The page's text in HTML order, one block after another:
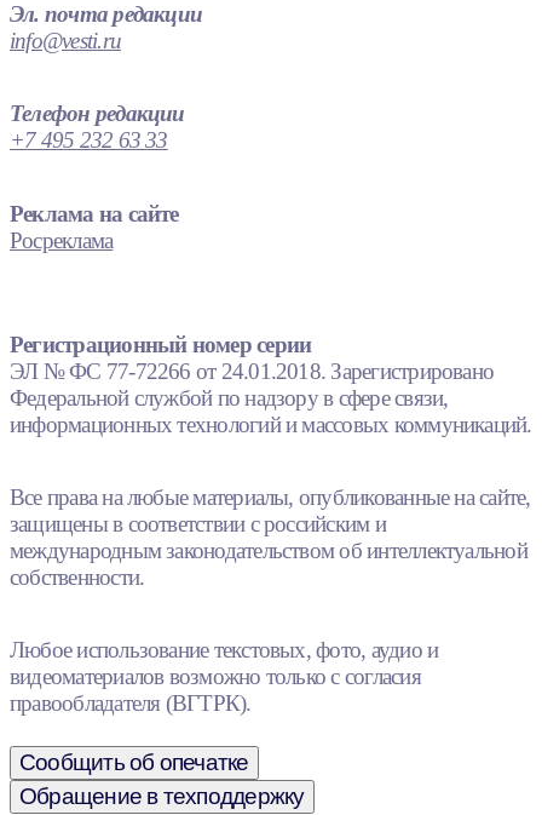
Эл. почта редакции
info@vesti.ru
Телефон редакции
+7 495 232 63 33
Реклама на сайте
Росреклама
Регистрационный номер серии
ЭЛ № ФС 77-72266 от 24.01.2018. Зарегистрировано
Федеральной службой по надзору в сфере связи,
информационных технологий и массовых коммуникаций.
Все права на любые материалы, опубликованные на сайте,
защищены в соответствии с российским и
международным законодательством об интеллектуальной
собственности.
Любое использование текстовых, фото, аудио и
видеоматериалов возможно только с согласия
правообладателя (ВГТРК).
Сообщить об опечатке
Обращение в техподдержку